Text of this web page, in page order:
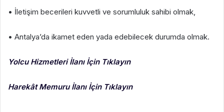
• İletişim becerileri kuvvetli ve sorumluluk sahibi olmak,
• Antalya’da ikamet eden yada edebilecek durumda olmak.
Yolcu Hizmetleri İlanı İçin Tıklayın
Harekât Memuru İlanı İçin Tıklayın